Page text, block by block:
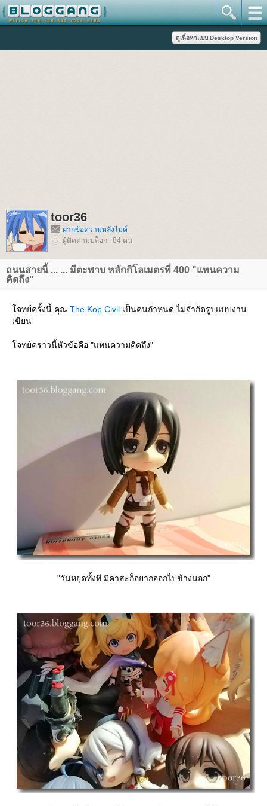
toor36
ฝากข้อความหลังไมค์
ผู้ติดตามบล็อก : 84 คน
ถนนสายนี้ ... ... มีตะพาบ หลักกิโลเมตรที่ 400 "แทนความ
คิดถึง"
จทย์ครั้งนี้ คุณ The Kop Civil เป็นคนกำหนด ไม่จำกัดรูปแบบงาน
เขียน
จทย์คราวนี้หัวข้อคือ "แทนความคิดถึง"
"วันหยุดทั้งที มิคาสะก็อยากออกไปข้างนอก"